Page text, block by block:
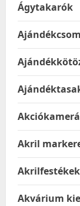
Ágytakarók
Akril
Akrilfestékek
Akvárium